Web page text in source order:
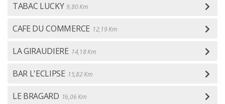
TABAC LUCKY 9,80 Km
CAFE DU COMMERCE 12,19 Km
LA GIRAUDIERE 14,18 Km
BAR L'ECLIPSE 15,82 Km
LE BRAGARD 16,06 Km